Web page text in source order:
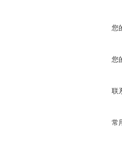
您
您
联
常